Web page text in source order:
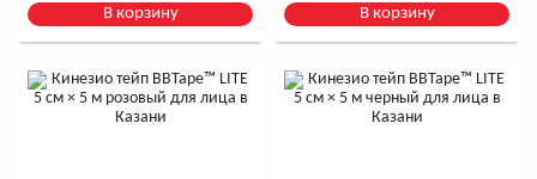
В корзину В корзину